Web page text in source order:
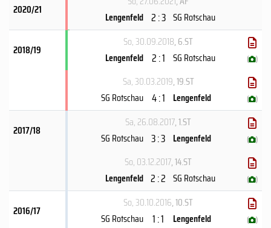
2020/21
Lengenfeld 2 : 3 SG Rotschau
2018/19
So, 30.09.2018, 6.ST
Lengenfeld 2 : 1 SG Rotschau ( )
Sa, 30.03.2019, 19.ST
SG Rotschau 4 : 1 Lengenfeld ( )
2017/18
Sa, 26.08.2017, 1.ST
SG Rotschau 3 : 3 Lengenfeld ( )
So, 03.12.2017, 14.ST
Lengenfeld 2 : 2 SG Rotschau ( )
2016/17
So, 30.10.2016, 10.ST
SG Rotschau 1 : 1 Lengenfeld ( )